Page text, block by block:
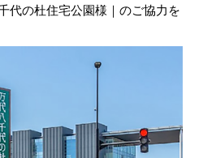
代の杜住宅公園様｜のご協力を